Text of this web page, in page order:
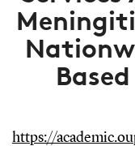
https://